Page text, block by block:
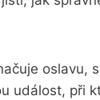
oslavu,
událost, při